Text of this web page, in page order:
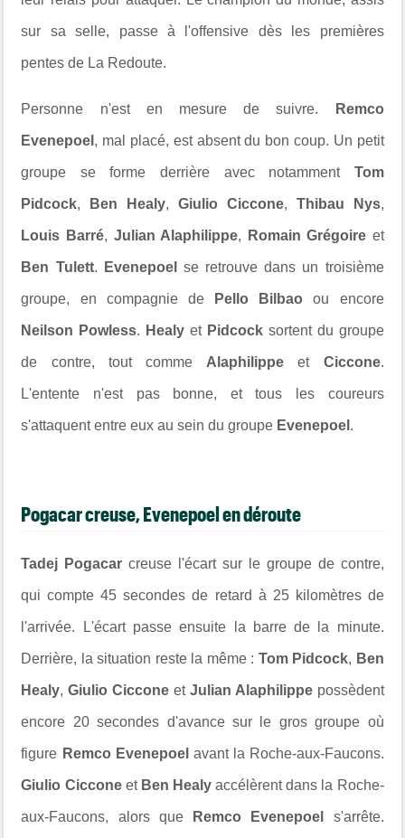
sur sa selle, passe à l'offensive dès les premières
pentes de La Redoute.
Personne n'est en mesure de suivre. Remco
Evenepoel , mal placé, est absent du bon coup. Un petit
groupe se forme derrière avec notamment Tom
Pidcock, Ben Healy,Giulio Ciccone, Thibau Nys,
Louis Barré, Julian Alaphilippe, Romain Grégoire et
Ben Tulett. Evenepoel se retrouve dans un troisième
groupe, en compagnie de Pello Bilbao ou encore
Neilson Powless. Healy et Pidcocksortent du groupe
de contre, tout comme Alaphilippe et Ciccone.
L'entente n'est pas bonne, et tous les coureurs
s'attaquent entre eux au sein du groupe Evenepoel .
Pogacar creuse, Evenepoel en déroute
Tadej Pogacar creuse l'écart sur le groupe de contre,
qui compte 45 secondes de retard à 25 kilomètres de
l'arrivée. L'écart passe ensuite la barre de la minute.
Derrière, la situation reste la même : Tom Pidcock, Ben
Healy,Giulio Ciccone et Julian Alaphilippepossèdent
encore 20 secondes d'avance sur le gros groupe où
figure Remco Evenepoel avant la Roche-aux-Faucons.
Giulio Cicconeet Ben Healy accélèrent dans la Roche-
aux-Faucons, alors que Remco Evenepoel s'arrête.